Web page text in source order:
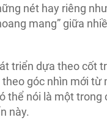
nét hay riêng
mang” giữa
triển dựa theo cốt
góc nhìn mới
thể nói là một
này.